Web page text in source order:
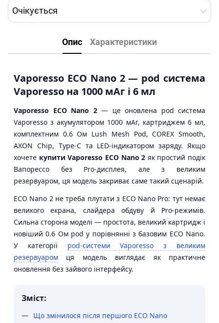
Очікується
Опис Характеристики
Vaporesso ECO Nano 2 — pod система
Vaporesso на 1000 мАг і 6 мл
Vaporesso ECO Nano 2— це оновлена pod система
Vaporesso з акумулятором 1000 мАг, картриджем 6 мл,
комплектним 0.6 Ом Lush Mesh Pod, COREX Smooth,
AXON Chip, Type-C та LED-індикатором заряду. Якщо
хочете купити Vaporesso ECO Nano 2 як простий подік
Вапорессо без Pro-дисплея, але з великим
резервуаром, ця модель закриває саме такий сценарій.
ECO Nano 2 не треба плутати з ECO Nano Pro: тут немає
великого екрана, слайдера обдуву й Pro-режимів.
Сильна сторона моделі — простота, великий картридж і
новіший 0.6 Ом pod у порівнянні з базовим ECO Nano.
У категорії pod-системи Vaporesso з великим
резервуаром ця модель виглядає як практичне
оновлення без зайвого інтерфейсу.
Зміст:
Що змінилося після першого ECO Nano